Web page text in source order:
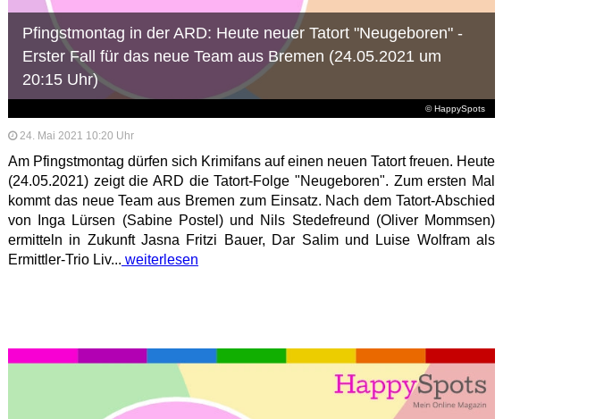
© HappySpots
Pfingstmontag in der ARD: Heute neuer Tatort "Neugeboren" -
Erster Fall für das neue Team aus Bremen (24.05.2021 um
20:15 Uhr)
24. Mai 2021 10:20 Uhr
Am Pfingstmontag dürfen sich Krimifans auf einen neuen Tatort freuen. Heute
(24.05.2021) zeigt die ARD die Tatort-Folge "Neugeboren". Zum ersten Mal
kommt das neue Team aus Bremen zum Einsatz. Nach dem Tatort-Abschied
von Inga Lürsen (Sabine Postel) und Nils Stedefreund (Oliver Mommsen)
ermitteln in Zukunft Jasna Fritzi Bauer, Dar Salim und Luise Wolfram als
Ermittler-Trio Liv... weiterlesen